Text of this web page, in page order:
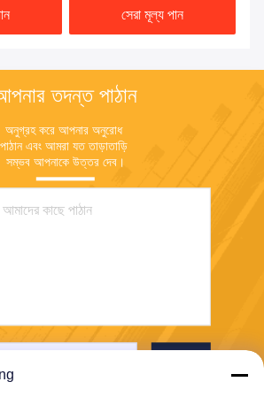
সেরা মূল্য পান
তদন্ত পাঠান
অনুগ্রহ করে আপনার অনুরোধ
পাঠান এবং আমরা যত তাড়াতাড়ি
সম্ভব আপনাকে উত্তর দেব।